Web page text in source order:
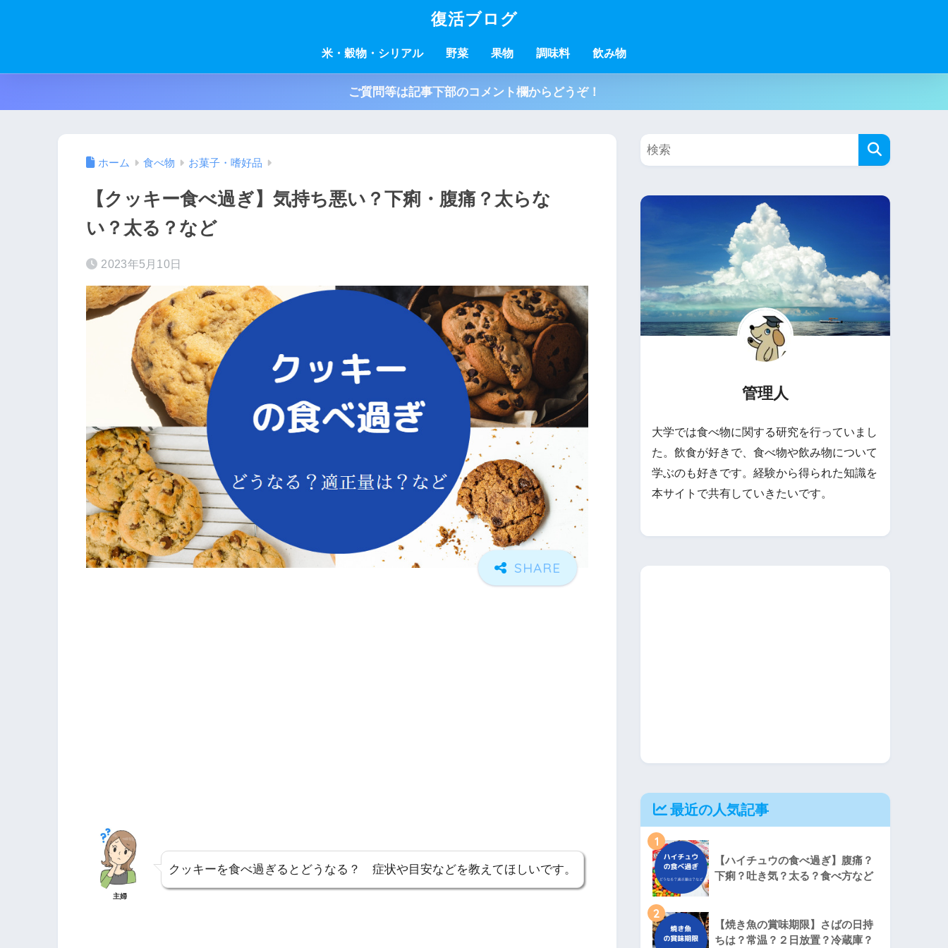
復活ブログ
米・穀物・シリアル 野菜 果物 調味料 飲み物
ご質問等は記事下部のコメント欄からどうぞ！
ホーム 食べ物 お菓子・嗜好品
【クッキー食べ過ぎ】気持ち悪い？下痢・腹痛？太らな
い？太る？など
2023年5月10日
主婦
クッキーを食べ過ぎるとどうなる？ 症状や目安などを教えてほしいです。
管理人
大学では食べ物に関する研究を行っていまし
た。飲食が好きで、食べ物や飲み物について
学ぶのも好きです。経験から得られた知識を
本サイトで共有していきたいです。
最近の人気記事
1
【ハイチュウの食べ過ぎ】腹痛？
下痢？吐き気？太る？食べ方など
2
【焼き魚の賞味期限】さばの日持
ちは？常温？２日放置？冷蔵庫？